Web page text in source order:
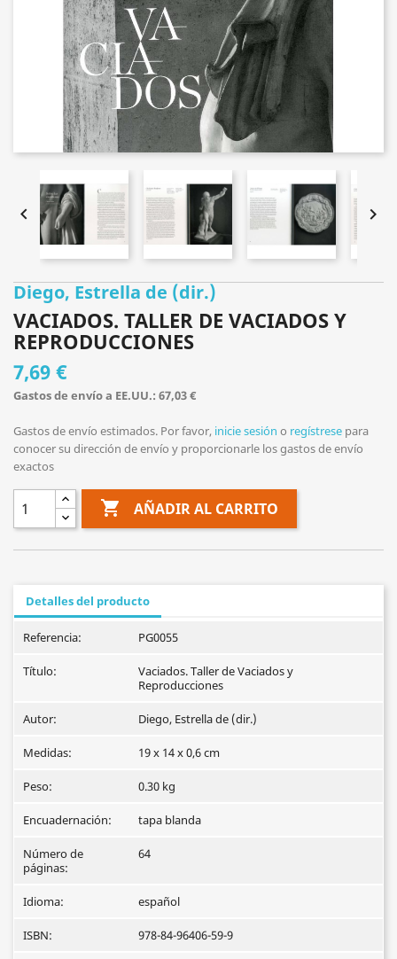
 
Diego, Estrella de (dir.)
VACIADOS. TALLER DE VACIADOS Y
REPRODUCCIONES
7,69 €
Gastos de envío a EE.UU.: 67,03 €
Gastos de envío estimados. Por favor, inicie sesión o regístrese para
conocer su dirección de envío y proporcionarle los gastos de envío
exactos
 AÑADIR AL CARRITO
Detalles del producto
Referencia: PG0055
Título:
Vaciados. Taller de Vaciados y
Reproducciones
Autor: Diego, Estrella de (dir.)
Medidas: 19 x 14 x 0,6 cm
Peso: 0.30 kg
Encuadernación: tapa blanda
Número de
páginas:
64
Idioma: español
ISBN: 978-84-96406-59-9